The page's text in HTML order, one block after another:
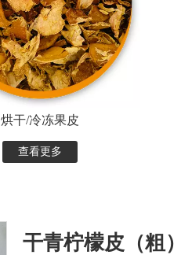
烘干/冷冻果皮
查看更多
干青柠檬皮（粗）